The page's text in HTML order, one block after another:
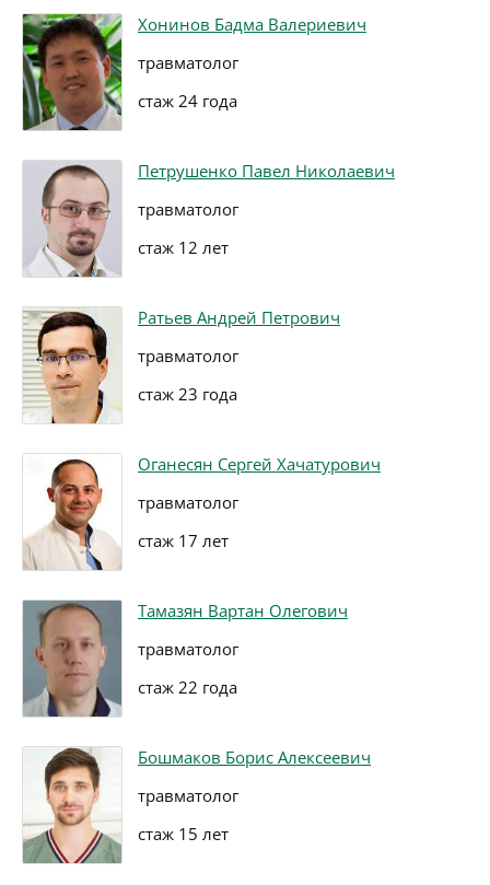
Хонинов Бадма Валериевич
травматолог
стаж 24 года
Петрушенко Павел Николаевич
травматолог
стаж 12 лет
Ратьев Андрей Петрович
травматолог
стаж 23 года
Оганесян Сергей Хачатурович
травматолог
стаж 17 лет
Тамазян Вартан Олегович
травматолог
стаж 22 года
Бошмаков Борис Алексеевич
травматолог
стаж 15 лет